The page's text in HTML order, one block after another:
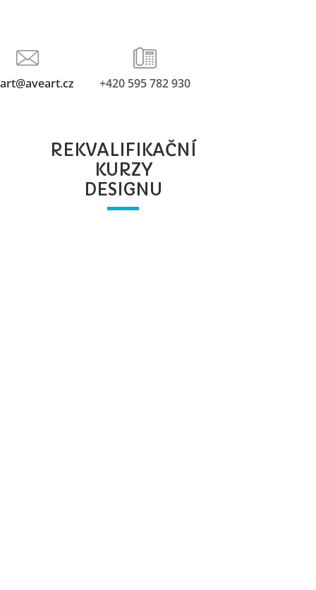
+420 595 782 930
REKVALIFIKAČNÍ
KURZY
DESIGNU